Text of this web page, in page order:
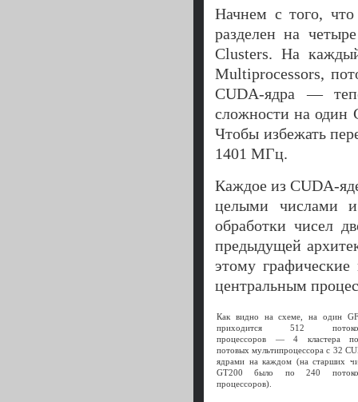
Начнем с того,
разделен на
Clusters. На
Multiprocessors,
CUDA-ядра —
сложности на один
Чтобы избежать
1401 МГц.
Каждое из CUDA-
целыми числами
обработки чисел
предыдущей
этому
центральным
Как видно на схеме, на один
приходится 512
процессоров — 4 кластера
потовых мультипроцессора с 32
ядрами на каждом (на старших
GT200 было по 240
процессоров).